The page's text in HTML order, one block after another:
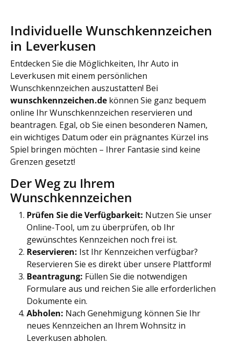
Individuelle Wunschkennzeichen
in Leverkusen
Entdecken Sie die Möglichkeiten, Ihr Auto in
Leverkusen mit einem persönlichen
Wunschkennzeichen auszustatten! Bei
wunschkennzeichen.de können Sie ganz bequem
online Ihr Wunschkennzeichen reservieren und
beantragen. Egal, ob Sie einen besonderen Namen,
ein wichtiges Datum oder ein prägnantes Kürzel ins
Spiel bringen möchten – Ihrer Fantasie sind keine
Grenzen gesetzt!
Der Weg zu Ihrem
Wunschkennzeichen
Prüfen Sie die Verfügbarkeit: Nutzen Sie unser
Online-Tool, um zu überprüfen, ob Ihr
gewünschtes Kennzeichen noch frei ist.
Reservieren: Ist Ihr Kennzeichen verfügbar?
Reservieren Sie es direkt über unsere Plattform!
Beantragung: Füllen Sie die notwendigen
Formulare aus und reichen Sie alle erforderlichen
Dokumente ein.
Abholen: Nach Genehmigung können Sie Ihr
neues Kennzeichen an Ihrem Wohnsitz in
Leverkusen abholen.